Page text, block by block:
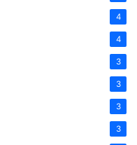
4
4
3
3
3
3